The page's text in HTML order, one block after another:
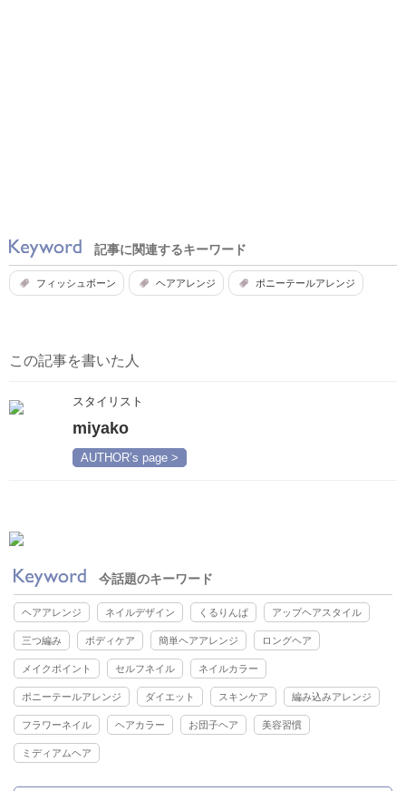
記事に関連するキーワード
フィッシュボーン ヘアアレンジ ポニーテールアレンジ
この記事を書いた人
スタイリスト
miyako
AUTHOR’s page >
今話題のキーワード
ヘアアレンジ ネイルデザイン くるりんぱ アップヘアスタイル
三つ編み ボディケア 簡単ヘアアレンジ ロングヘア
メイクポイント セルフネイル ネイルカラー
ポニーテールアレンジ ダイエット スキンケア 編み込みアレンジ
フラワーネイル ヘアカラー お団子ヘア 美容習慣
ミディアムヘア